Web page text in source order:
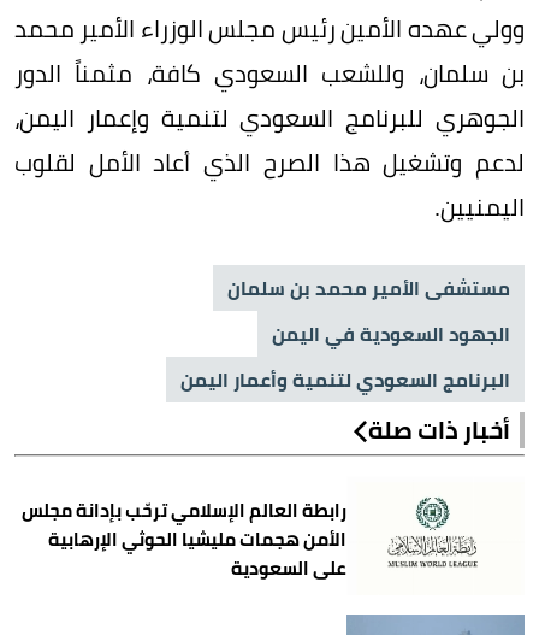
وولي عهده الأمين رئيس مجلس الوزراء الأمير محمد
بن سلمان، وللشعب السعودي كافة، مثمناً الدور
الجوهري للبرنامج السعودي لتنمية وإعمار اليمن،
لدعم وتشغيل هذا الصرح الذي أعاد الأمل لقلوب
اليمنيين.
مستشفى الأمير محمد بن سلمان
الجهود السعودية في اليمن
البرنامج السعودي لتنمية وأعمار اليمن
أخبار ذات صلة
رابطة العالم الإسلامي ترحّب بإدانة مجلس
الأمن هجمات مليشيا الحوثي الإرهابية
على السعودية